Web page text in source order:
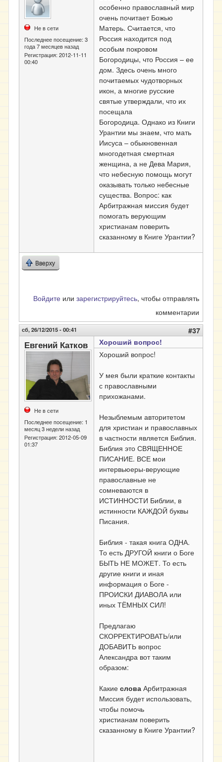
Не в сети
Последнее посещение:3
года 7 месяцев назад
Регистрация:2012-11-11
00:40
особенно православный мир
очень почитает Божью
Матерь. Считается, что
Россия находится под
особым покровом
Богородицы, что Россия – ее
дом. Здесь очень много
почитаемых чудотворных
икон, а многие русские
святые утверждали, что их
посещала
Богородица. Однако из Книги
Урантии мы знаем, что мать
Иисуса – обыкновенная
многодетная смертная
женщина, а не Дева Мария,
что небесную помощь могут
оказывать только небесные
существа. Вопрос: как
Арбитражная миссия будет
помогать верующим
христианам поверить
сказанному в Книге Урантии?
Вверху
Войдите или зарегистрируйтесь, чтобы отправлять
комментарии
сб, 26/12/2015 - 00:41 #37
Евгений Катков
Не в сети
Последнее посещение: 1
месяц 3 недели назад
Регистрация:2012-05-09
01:37
Хороший вопрос!
Хороший вопрос!
У мея были краткие контакты
с православными
прихожанами.
Незыблемым авторитетом
для христиан и православных
в частности является Библия.
Библия это СВЯЩЕННОЕ
ПИСАНИЕ. ВСЕ мои
интервьюеры-верующие
православные не
сомневаются в
ИСТИННОСТИ Библии, в
истинности КАЖДОЙ буквы
Писания.
Библия - такая книга ОДНА.
То есть ДРУГОЙ книги о Боге
БЫТЬ НЕ МОЖЕТ. То есть
другие книги и иная
информация о Боге -
ПРОИСКИ ДИАВОЛА или
иных ТЁМНЫХ СИЛ!
Предлагаю
СКОРРЕКТИРОВАТЬ/или
ДОБАВИТЬ вопрос
Александра вот таким
образом:
Какие слова Арбитражная
Миссия будет использовать,
чтобы помочь
христианам поверить
сказанному в Книге Урантии?